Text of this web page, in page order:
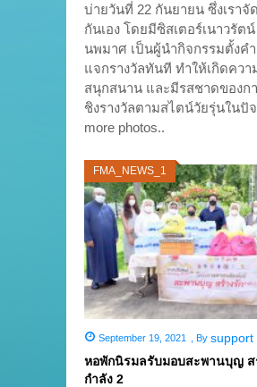
บ่ายวันที่ 22 กันยายน ซึ่งเราจั
กันเอง โดยมีซิสเตอร์เนาวรัต
นพมาศ เป็นผู้นำกิจกรรมตั้งค
แจกรางวัลทันที ทำให้เกิดควา
สนุกสนาน และมีรสชาดของก
ชิงรางวัลตามสไตน์วัยรุ่นใน
more photos..
FMA_NEWS_1
September 19, 2021 By support
หอพักนิรมลรับมอบสะพานบุญ ส
กำลัง 2